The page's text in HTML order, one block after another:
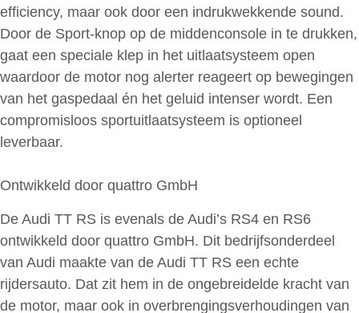
efficiency, maar ook door een indrukwekkende sound.
Door de Sport-knop op de middenconsole in te drukken,
gaat een speciale klep in het uitlaatsysteem open
waardoor de motor nog alerter reageert op bewegingen
van het gaspedaal én het geluid intenser wordt. Een
compromisloos sportuitlaatsysteem is optioneel
leverbaar.
Ontwikkeld door quattro GmbH
De Audi TT RS is evenals de Audi’s RS4 en RS6
ontwikkeld door quattro GmbH. Dit bedrijfsonderdeel
van Audi maakte van de Audi TT RS een echte
rijdersauto. Dat zit hem in de ongebreidelde kracht van
de motor, maar ook in overbrengingsverhoudingen van